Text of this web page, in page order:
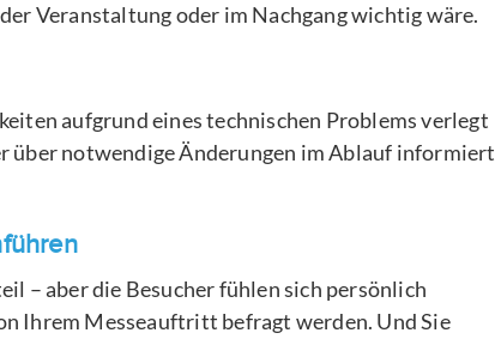
Veranstaltung oder im Nachgang wichtig wäre.
aufgrund eines technischen Problems verlegt
über notwendige Änderungen im Ablauf informiert
– aber die Besucher fühlen sich persönlich
Ihrem Messeauftritt befragt werden. Und Sie